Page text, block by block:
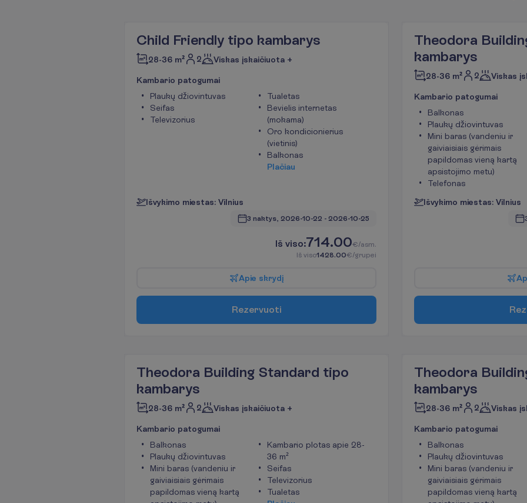
Child Friendly tipo kambarys
28-36 m² 2 Viskas įskaičiuota +
Kambario patogumai
Plaukų džiovintuvas
Seifas
Televizorius
Tualetas
Bevielis internetas
(mokama)
Oro kondicionierius
(vietinis)
Balkonas
Plačiau
Išvykimo miestas: Vilnius
3 naktys, 2026-10-22 - 2026-10-25
Iš viso:714.00€/asm.
Iš viso1428.00€/grupei
Apie skrydį
Rezervuoti
Theodora
kambarys
28-36 m² 2 Viskas
Kambario patogumai
Balkonas
Plaukų džiovintuvas
Mini baras (vandeniu ir
gaiviaisiais gėrimais
papildomas vieną kartą
apsistojimo metu)
Telefonas
Išvykimo miestas: Vilnius
Ap
Rez
Theodora Building Standard tipo
kambarys
28-36 m² 2 Viskas įskaičiuota +
Kambario patogumai
Balkonas
Plaukų džiovintuvas
Mini baras (vandeniu ir
gaiviaisiais gėrimais
papildomas vieną kartą
Kambario plotas apie 28-
36 m²
Seifas
Televizorius
Tualetas
Theodora
kambarys
28-36 m² 2 Viskas
Kambario patogumai
Balkonas
Plaukų džiovintuvas
Mini baras (vandeniu ir
gaiviaisiais gėrimais
papildomas vieną kartą